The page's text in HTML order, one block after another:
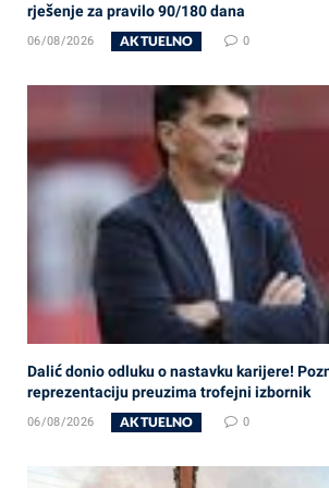
rješenje za pravilo 90/180 dana
06/08/2026 AKTUELNO 0
Dalić donio odluku o nastavku karijere!
reprezentaciju preuzima trofejni izbornik
06/08/2026 AKTUELNO 0